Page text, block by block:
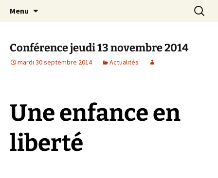
la Croisée des Chemins
apprendre, vivre, se révéler
Menu
Conférence jeudi 13 novembre 2014
mardi 30 septembre 2014 Actualités
Une enfance en
liberté